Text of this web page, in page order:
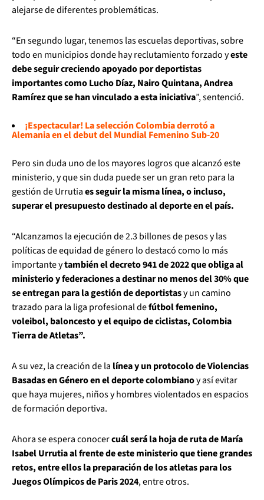
alejarse de diferentes problemáticas.
“En segundo lugar, tenemos las escuelas deportivas, sobre
todo en municipios donde hay reclutamiento forzado yeste
debe seguir creciendo apoyado por deportistas
importantes como Lucho Díaz, Nairo Quintana, Andrea
Ramírez que se han vinculado a esta iniciativa”, sentenció.
¡Espectacular! La selección Colombia derrotó a
Alemania en el debut del Mundial Femenino Sub-20
Pero sin duda uno de los mayores logros que alcanzó este
ministerio, y que sin duda puede ser un gran reto para la
gestión de Urrutiaes seguir la misma línea, o incluso,
superar el presupuesto destinado al deporte en el país.
“Alcanzamos la ejecución de 2.3 billones de pesos y las
políticas de equidad de género lo destacó como lo más
importante ytambién el decreto 941 de 2022 que obliga al
ministerio y federaciones a destinar no menos del 30% que
se entregan para la gestión de deportistasy un camino
trazado para la liga profesional defútbol femenino,
voleibol, baloncesto y el equipo de ciclistas, Colombia
Tierra de Atletas”.
A su vez, la creación de la línea y un protocolo de Violencias
Basadas en Género en el deporte colombianoy así evitar
que haya mujeres, niños y hombres violentados en espacios
de formación deportiva.
Ahora se espera conocercuál será la hoja de ruta de María
Isabel Urrutia al frente de este ministerio que tiene grandes
retos, entre ellos la preparación de los atletas para los
Juegos Olímpicos de Paris 2024, entre otros.